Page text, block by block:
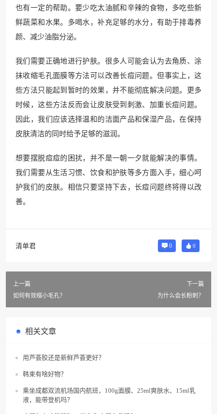
也有一定的帮助。要少吃太油腻和辛辣的食物，多吃些新
鲜蔬菜和水果。多喝水，补充足够的水分，有助于排毒养
颜、减少油脂分泌。
我们需要正确地进行护肤。很多人可能会认为去角质、涂
抹收缩毛孔面膜等方法可以改善长痘问题。但事实上，这
些方法只能起到暂时的效果，并不能彻底解决问题。更多
时候，这些方法反而会让皮肤受到刺激、加重长痘问题。
因此，我们应该选择温和的洁面产品和保湿产品，在保持
皮肤清洁的同时给予足够的滋润。
想要摆脱痘痘的困扰，并不是一朝一夕就能解决的事情。
我们需要从生活习惯、饮食和护肤等多方面入手，细心呵
护我们的皮肤。相信只要坚持下去，长痘问题终将得以改
善。
清单君 0 0
上一篇
如何有效缩小毛孔？
下一篇
为什么会长粉刺？
相关文章
用芦荟胶还是新鲜芦荟更好？
韩束有啥好物？
乘坐成都双流机场国内航班，100g面膜、25ml爽肤水、15ml乳
液，能带登机吗？